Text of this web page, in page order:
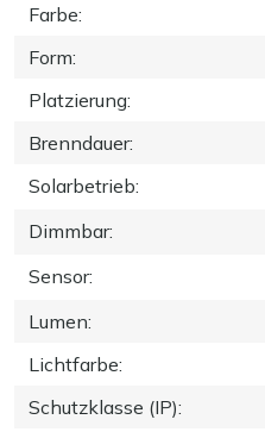
Farbe:
Form:
Platzierung:
Brenndauer:
Solarbetrieb:
Dimmbar:
Sensor:
Lumen:
Lichtfarbe:
Schutzklasse (IP):